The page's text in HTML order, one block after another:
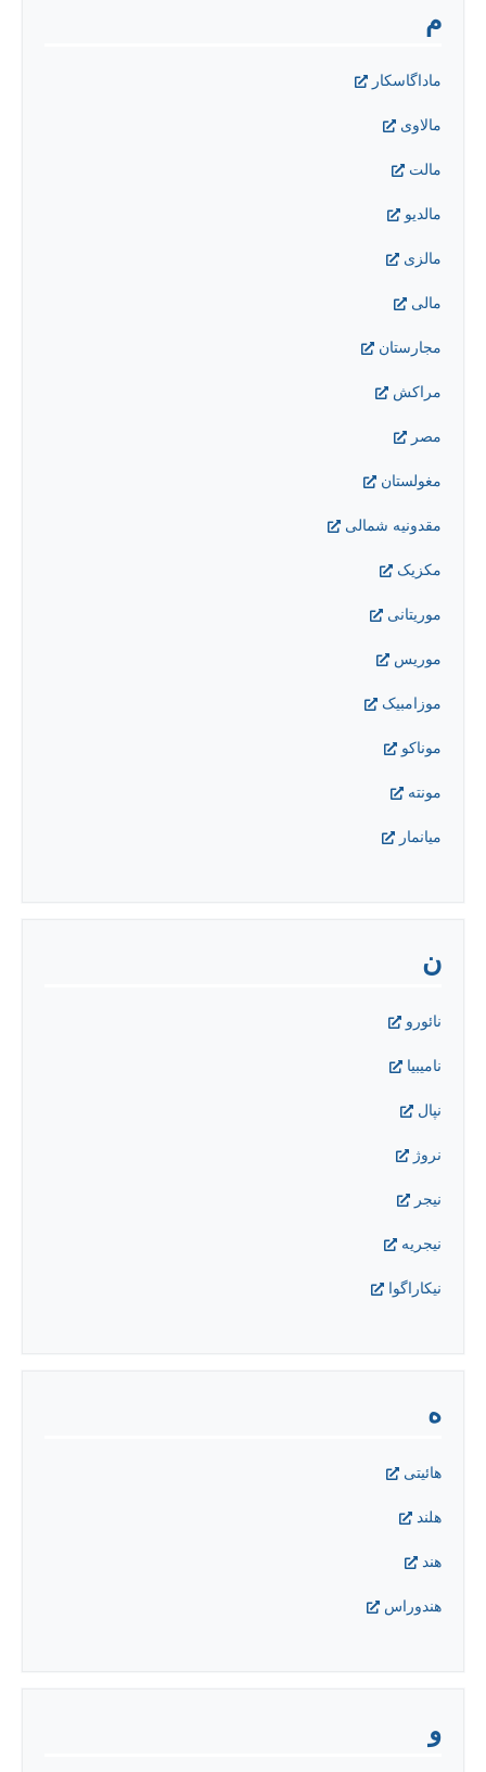
م
ماداگاسکار
مالاوی
مالت
مالدیو
مالزی
مالی
مجارستان
مراکش
مصر
مغولستان
مقدونیه شمالی
مکزیک
موریتانی
موریس
موزامبیک
موناکو
مونته
ميانمار
ن
نائورو
ناميبيا
نپال
نروژ
نيجر
نيجريه
نيکاراگوا
ه
هائيتی
هلند
هند
هندوراس
و